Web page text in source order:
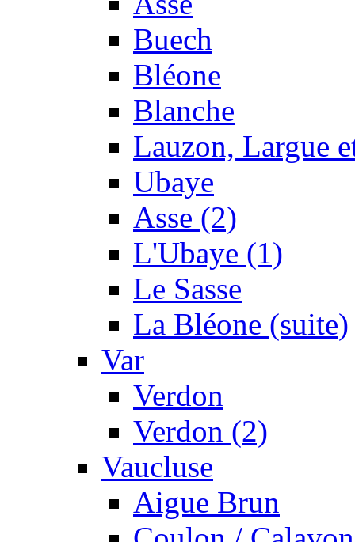
Buech
Bléone
Blanche
Lauzon, Largue
Ubaye
Asse (2)
L'Ubaye (1)
Le Sasse
La Bléone (suite)
Var
Verdon
Verdon (2)
Vaucluse
Aigue Brun